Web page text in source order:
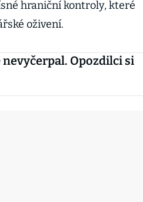
hraniční kontroly, které
oživení.
Opozdilci si